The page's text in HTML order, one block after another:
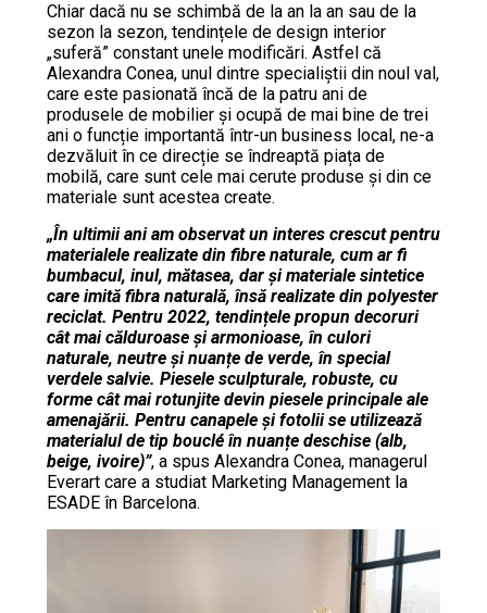
Chiar dacă nu se schimbă de la an la an sau de la
sezon la sezon, tendințele de design interior
„suferă” constant unele modificări. Astfel că
Alexandra Conea, unul dintre specialiștii din noul val,
care este pasionată încă de la patru ani de
produsele de mobilier și ocupă de mai bine de trei
ani o funcție importantă într-un business local, ne-a
dezvăluit în ce direcție se îndreaptă piața de
mobilă, care sunt cele mai cerute produse și din ce
materiale sunt acestea create.
„În ultimii ani am observat un interes crescut pentru
materialele realizate din fibre naturale, cum ar fi
bumbacul, inul, mătasea, dar și materiale sintetice
care imită fibra naturală, însă realizate din polyester
reciclat. Pentru 2022, tendințele propun decoruri
cât mai călduroase și armonioase, în culori
naturale, neutre și nuanțe de verde, în special
verdele salvie. Piesele sculpturale, robuste, cu
forme cât mai rotunjite devin piesele principale ale
amenajării. Pentru canapele și fotolii se utilizează
materialul de tip bouclé în nuanțe deschise (alb,
beige, ivoire)”, a spus Alexandra Conea, managerul
Everart care a studiat Marketing Management la
ESADE în Barcelona.